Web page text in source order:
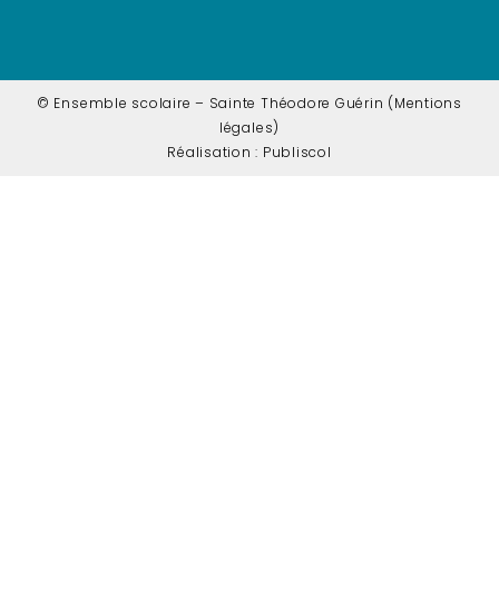
© Ensemble scolaire – Sainte Théodore Guérin (Mentions
légales)
Réalisation : Publiscol